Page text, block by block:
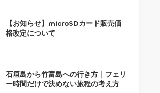
【お知らせ】microSDカード販売価
格改定について
石垣島から竹富島への行き方｜フェリ
ー時間だけで決めない旅程の考え方